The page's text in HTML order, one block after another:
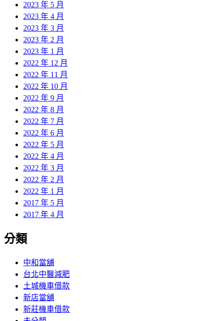
2023 年 5 月
2023 年 4 月
2023 年 3 月
2023 年 2 月
2023 年 1 月
2022 年 12 月
2022 年 11 月
2022 年 10 月
2022 年 9 月
2022 年 8 月
2022 年 7 月
2022 年 6 月
2022 年 5 月
2022 年 4 月
2022 年 3 月
2022 年 2 月
2022 年 1 月
2017 年 5 月
2017 年 4 月
分類
中和當舖
台北中醫減肥
土城機車借款
新店當舖
新莊機車借款